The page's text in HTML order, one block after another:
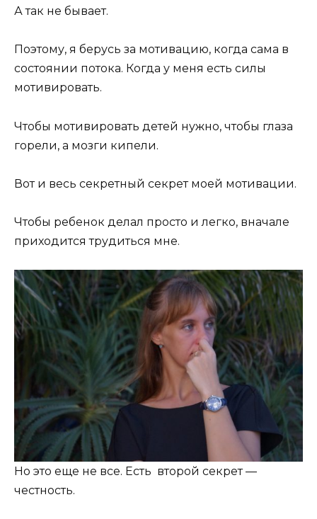
А так не бывает.
Поэтому, я берусь за мотивацию, когда сама в
состоянии потока. Когда у меня есть силы
мотивировать.
Чтобы мотивировать детей нужно, чтобы глаза
горели, а мозги кипели.
Вот и весь секретный секрет моей мотивации.
Чтобы ребенок делал просто и легко, вначале
приходится трудиться мне.
Но это еще не все. Есть второй секрет —
честность.